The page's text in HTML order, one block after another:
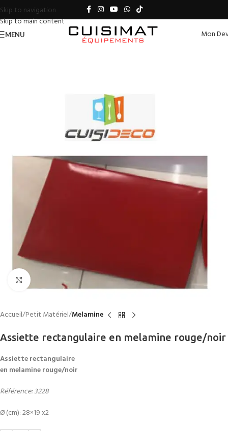
Skip to navigation
Skip to main content
MENU Mon
Click to enlarge
Accueil Petit Matériel Melamine
Assiette rectangulaire en melamine rouge/noir
Assiette rectangulaire
en melamine rouge/noir
Référence: 3228
Ø (cm): 28×19 x2